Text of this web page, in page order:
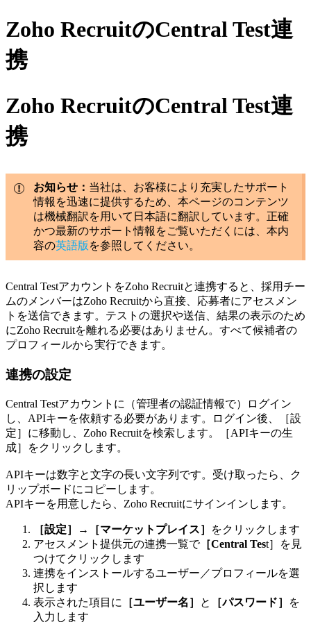
Zoho RecruitのCentral Test連
携
Zoho RecruitのCentral Test連
携
お知らせ： 当社は、お客様により充実したサポート
情報を迅速に提供するため、本ページのコンテンツ
は機械翻訳を用いて日本語に翻訳しています。正確
かつ最新のサポート情報をご覧いただくには、本内
容の英語版 を参照してください。
Central TestアカウントをZoho Recruitと連携すると、採用チー
ムのメンバーはZoho Recruitから直接、応募者にアセスメン
トを送信できます。テストの選択や送信、結果の表示のため
にZoho Recruitを離れる必要はありません。すべて候補者の
プロフィールから実行できます。
連携の設定
Central Testアカウントに（管理者の認証情報で）ログイン
し、APIキーを依頼する必要があります。ログイン後、［設
定］に移動し、Zoho Recruitを検索します。［APIキーの生
成］をクリックします。
APIキーは数字と文字の長い文字列です。受け取ったら、ク
リップボードにコピーします。
APIキーを用意したら、Zoho Recruitにサインインします。
［設定］ → ［マーケットプレイス］
をクリックします
アセスメント提供元の連携一覧で［Central Test］を見
つけてクリックします
連携をインストールするユーザー／プロフィールを選
択します
表示された項目に
［ユーザー名］ と ［パスワード］
を
入力します